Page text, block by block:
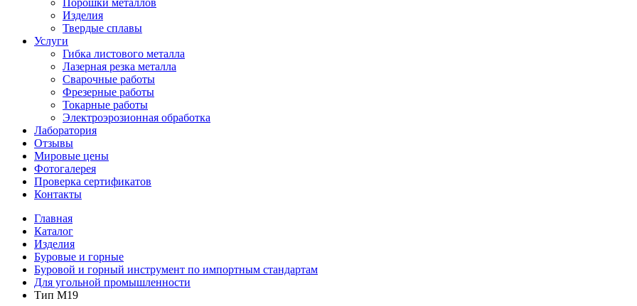
Порошки металлов
Изделия
Твердые сплавы
Услуги
Гибка листового металла
Лазерная резка металла
Сварочные работы
Фрезерные работы
Токарные работы
Электроэрозионная обработка
Лаборатория
Отзывы
Мировые цены
Фотогалерея
Проверка сертификатов
Контакты
Главная
Каталог
Изделия
Буровые и горные
Буровой и горный инструмент по импортным стандартам
Для угольной промышленности
Тип M19